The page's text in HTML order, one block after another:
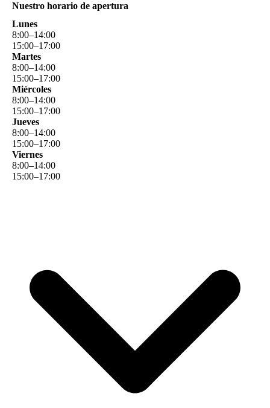
Nuestro horario de apertura
Lunes
8:00–14:00
15:00–17:00
Martes
8:00–14:00
15:00–17:00
Miércoles
8:00–14:00
15:00–17:00
Jueves
8:00–14:00
15:00–17:00
Viernes
8:00–14:00
15:00–17:00